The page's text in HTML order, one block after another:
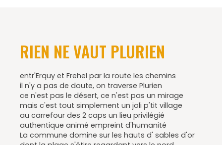
RIEN NE VAUT PLURIEN
entr'Erquy et Frehel par la route les chemins
il n'y a pas de doute, on traverse Plurien
ce n'est pas le désert, ce n'est pas un mirage
mais c'est tout simplement un joli p'tit village
au carrefour des 2 caps un lieu privilégié
authentique animé empreint d'humanité
La commune domine sur les hauts d' sables d'or